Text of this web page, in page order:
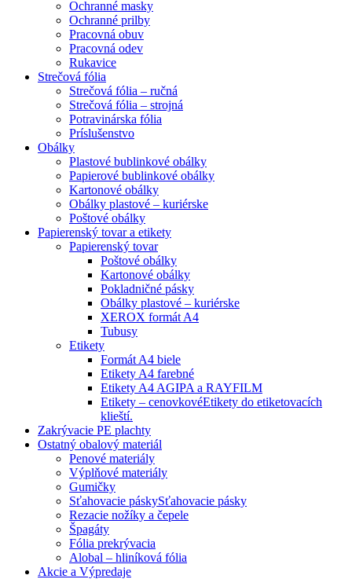
Ochranné masky
Ochranné prilby
Pracovná obuv
Pracovná odev
Rukavice
Strečová fólia
Strečová fólia – ručná
Strečová fólia – strojná
Potravinárska fólia
Príslušenstvo
Obálky
Plastové bublinkové obálky
Papierové bublinkové obálky
Kartonové obálky
Obálky plastové – kuriérske
Poštové obálky
Papierenský tovar a etikety
Papierenský tovar
Poštové obálky
Kartonové obálky
Pokladničné pásky
Obálky plastové – kuriérske
XEROX formát A4
Tubusy
Etikety
Formát A4 biele
Etikety A4 farebné
Etikety A4 AGIPA a RAYFILM
Etikety – cenovkovéEtikety do etiketovacích
klieští.
Zakrývacie PE plachty
Ostatný obalový materiál
Penové materiály
Výplňové materiály
Gumičky
Sťahovacie páskySťahovacie pásky
Rezacie nožíky a čepele
Špagáty
Fólia prekrývacia
Alobal – hliníková fólia
Akcie a Výpredaje